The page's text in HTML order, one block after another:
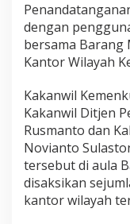
dengan
bersama Barang
Kantor Wilayah
Kakanwil
Kakanwil Ditjen
Rusmanto dan
Novianto
tersebut di aula
disaksikan
kantor wilayah